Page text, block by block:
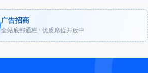
广告招商
全站底部通栏 · 优质席位开放中